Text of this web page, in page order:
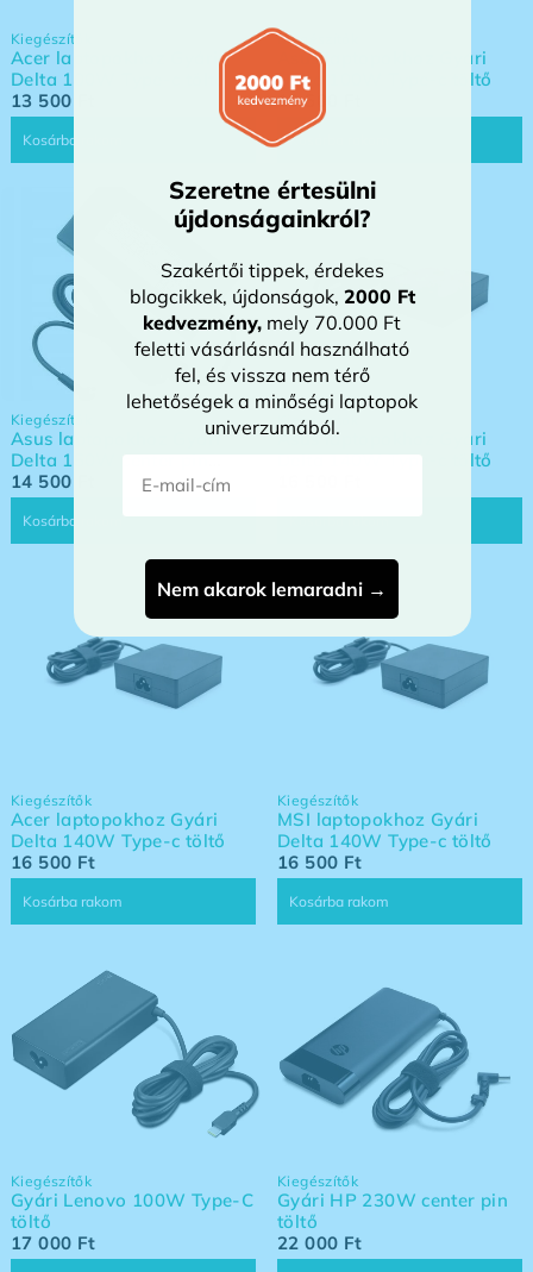
Kiegészítők
Acer laptopokhoz Gyári
Delta 100W Type-c töltő
13 500
Kosárba rakom
Kiegészítők
Asus laptopokhoz Gyári
Delta 100W Type-c töltő
13 500
Kosárba rakom
Kiegészítők
Asus laptopokhoz Gyári
Delta 150W center pin
(4,5×3,0mm) töltő
14 500
Kosárba rakom
Kiegészítők
Asus laptopokhoz Gyári
Delta 140W Type-c töltő
Kosárba rakom
Kiegészítők
Acer laptopokhoz Gyári
Delta 140W Type-c töltő
16 500 Ft
Kosárba rakom
Kiegészítők
MSI laptopokhoz Gyári
Delta 140W Type-c töltő
16 500 Ft
Kosárba rakom
Kiegészítők
Gyári Lenovo 100W Type-C
töltő
17 000 Ft
Kiegészítők
Gyári HP 230W center pin
töltő
22 000 Ft
Szeretne értesülni
újdonságainkról?
Szakértői tippek, érdekes
blogcikkek, újdonságok, 2000 Ft
kedvezmény, mely 70.000 Ft
feletti vásárlásnál használható
fel, és vissza nem térő
lehetőségek a minőségi laptopok
univerzumából.
Nem akarok lemaradni →